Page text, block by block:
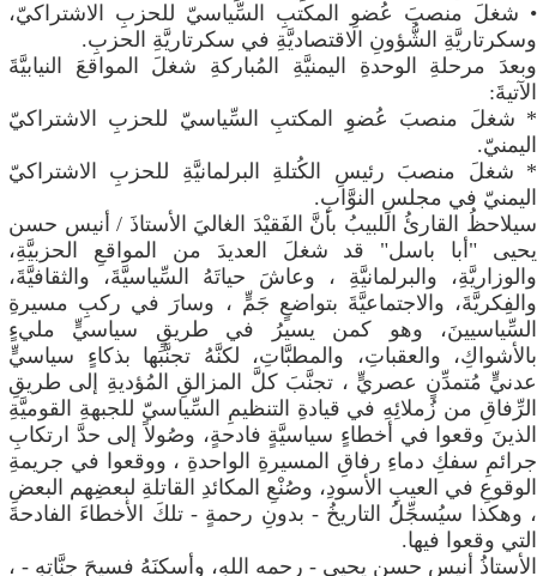
• شغلَ منصبَ عُضوِ المكتبِ السِّياسيّ للحزبِ الاشتراكيّ،
وسكرتاريَّةِ الشُّؤونِ الاقتصاديَّةِ في سكرتاريَّةِ الحزبِ.
وبعدَ مرحلةِ الوحدةِ اليمنيَّةِ المُباركةِ شغلَ المواقعَ النيابيَّةَ
الآتيةَ:
* شغلَ منصبَ عُضوِ المكتبِ السِّياسيّ للحزبِ الاشتراكيّ
اليمنيّ.
* شغلَ منصبَ رئيسِ الكُتلةِ البرلمانيَّةِ للحزبِ الاشتراكيّ
اليمنيّ في مجلسِ النوَّابِ.
سيلاحظُ القارئُ اللبيبُ بأنَّ الفَقيْدَ الغاليَ الأستاذَ / أنيس حسن
يحيى "أبا باسل" قد شغلَ العديدَ من المواقعِ الحزبيَّةِ،
والوزاريَّةِ، والبرلمانيَّةِ ، وعاشَ حياتَهُ السِّياسيَّةَ، والثقافيَّةَ،
والفِكريَّةَ، والاجتماعيَّةَ بتواضعٍ جَمٍّ ، وسارَ في ركبِ مسيرةِ
السِّياسيينَ، وهو كمن يسيرُ في طريقٍ سياسيٍّ مليءٍ
بالأشواكِ، والعقباتِ، والمطبَّاتِ، لكنَّهُ تجنَّبَها بذكاءٍ سياسيٍّ
عدنيٍّ مُتمدِّنٍ عصريٍّ ، تجنَّبَ كلَّ المزالقِ المُؤديةِ إلى طريقِ
الرِّفاقِ من زُملائِهِ في قيادةِ التنظيمِ السِّياسيّ للجبهةِ القوميَّةِ
الذينَ وقعوا في أخطاءٍ سياسيَّةٍ فادحةٍ، وصُولاً إلى حدَّ ارتكابِ
جرائمِ سفكِ دماءِ رفاقِ المسيرةِ الواحدةِ ، ووقعوا في جريمةِ
الوقوعِ في العيبِ الأسودِ، وصُنْعِ المكائدِ القاتلةِ لبعضِهم البعضِ
، وهكذا سيُسجِّلُ التاريخُ - بدونِ رحمةٍ - تلكَ الأخطاءَ الفادحةَ
التي وقعوا فيها.
الأستاذُ أنيس حسن يحيى - رحمه اللهِ، وأسكنَهُ فسيحَ جنَّاتِهِ - ،